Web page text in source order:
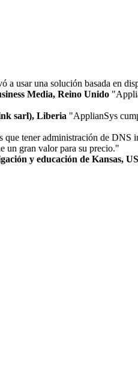
a usar una solución basada en
Media, Reino Unido
sarl), Liberia "ApplianSys
que tener administración de DNS
un gran valor para su precio."
y educación de Kansas,